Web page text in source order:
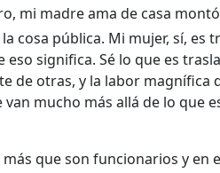
mi madre ama de casa
cosa pública. Mi mujer, sí,
significa. Sé lo que es
de otras, y la labor magnífica
mucho más allá de lo que
que son funcionarios y en